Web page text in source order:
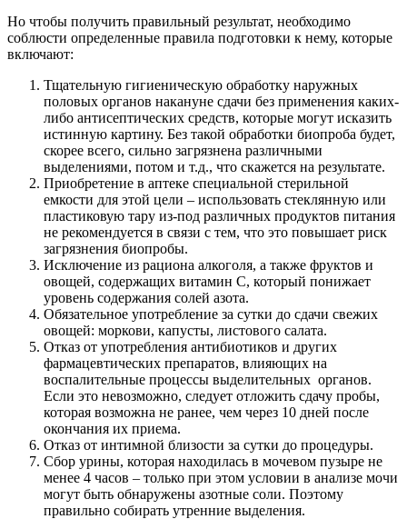
Но чтобы получить правильный результат, необходимо
соблюсти определенные правила подготовки к нему, которые
включают:
Тщательную гигиеническую обработку наружных
половых органов накануне сдачи без применения каких-
либо антисептических средств, которые могут исказить
истинную картину. Без такой обработки биопроба будет,
скорее всего, сильно загрязнена различными
выделениями, потом и т.д., что скажется на результате.
Приобретение в аптеке специальной стерильной
емкости для этой цели – использовать стеклянную или
пластиковую тару из-под различных продуктов питания
не рекомендуется в связи с тем, что это повышает риск
загрязнения биопробы.
Исключение из рациона алкоголя, а также фруктов и
овощей, содержащих витамин С, который понижает
уровень содержания солей азота.
Обязательное употребление за сутки до сдачи свежих
овощей: моркови, капусты, листового салата.
Отказ от употребления антибиотиков и других
фармацевтических препаратов, влияющих на
воспалительные процессы выделительных органов.
Если это невозможно, следует отложить сдачу пробы,
которая возможна не ранее, чем через 10 дней после
окончания их приема.
Отказ от интимной близости за сутки до процедуры.
Сбор урины, которая находилась в мочевом пузыре не
менее 4 часов – только при этом условии в анализе мочи
могут быть обнаружены азотные соли. Поэтому
правильно собирать утренние выделения.